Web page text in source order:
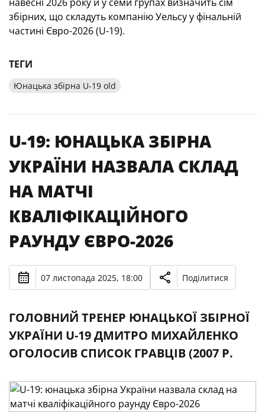
збірних, що складуть компанію Уельсу у фінальній
частині Євро-2026 (U-19).
ТЕГИ
Юнацька збірна U-19 old
U-19: ЮНАЦЬКА ЗБІРНА
УКРАЇНИ НАЗВАЛА СКЛАД
НА МАТЧІ
КВАЛІФІКАЦІЙНОГО
РАУНДУ ЄВРО-2026
07 листопада 2025, 18:00 Поділитися
ГОЛОВНИЙ ТРЕНЕР ЮНАЦЬКОЇ ЗБІРНОЇ
УКРАЇНИ U-19 ДМИТРО МИХАЙЛЕНКО
ОГОЛОСИВ СПИСОК ГРАВЦІВ (2007 Р.